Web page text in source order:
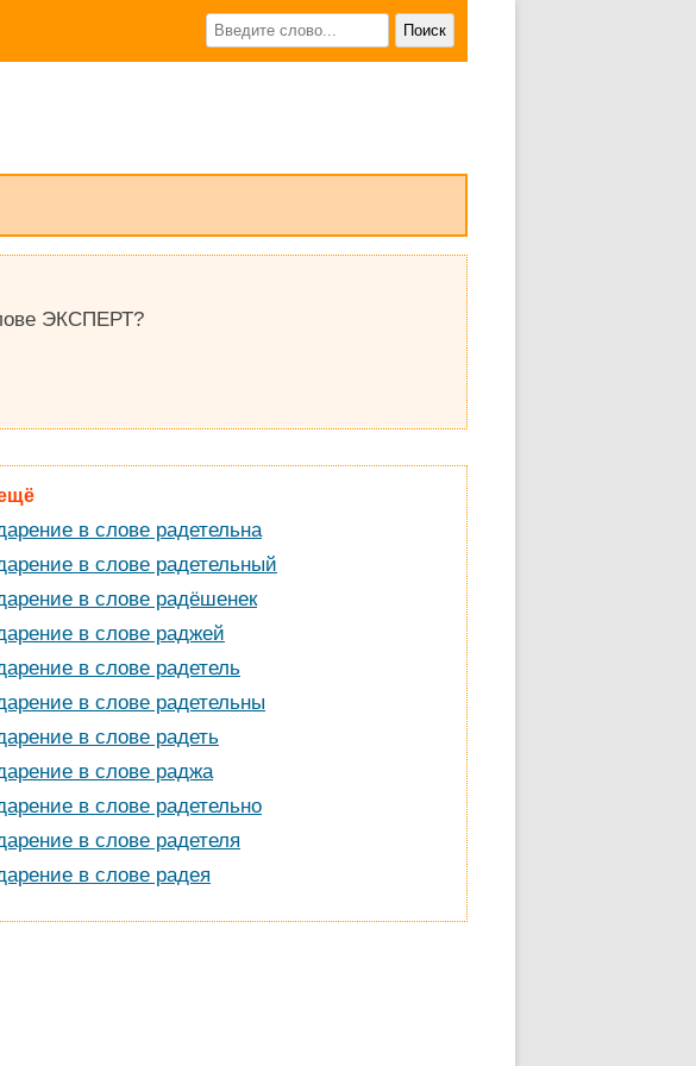
ЭКСПЕРТ?
в слове радетельна
в слове радетельный
в слове радёшенек
в слове раджей
в слове радетель
в слове радетельны
в слове радеть
в слове раджа
в слове радетельно
в слове радетеля
в слове радея